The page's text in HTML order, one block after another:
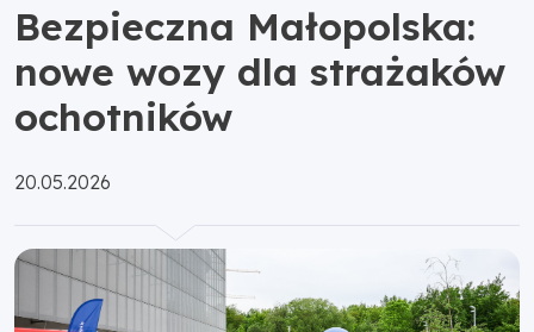
Bezpieczna Małopolska:
nowe wozy dla strażaków
ochotników
Opublikowano:
20.05.2026